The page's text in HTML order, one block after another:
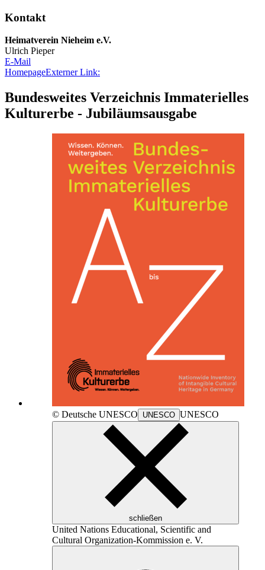
Kontakt
Heimatverein Nieheim e.V.
Ulrich Pieper
E-Mail
HomepageExterner Link:
Bundesweites Verzeichnis Immaterielles
Kulturerbe - Jubiläumsausgabe
© Deutsche UNESCO UNESCO UNESCO
schließen
United Nations Educational, Scientific and
Cultural Organization-Kommission e. V.